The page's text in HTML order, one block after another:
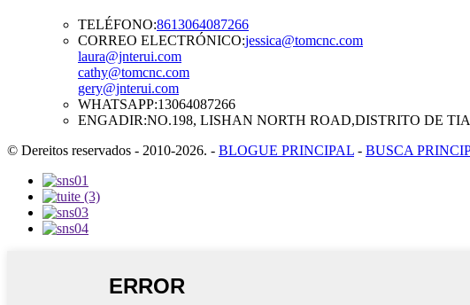
TELÉFONO:8613064087266
CORREO ELECTRÓNICO:jessica@tomcnc.com
laura@jnterui.com
cathy@tomcnc.com
gery@jnterui.com
WHATSAPP:13064087266
ENGADIR:NO.198, LISHAN NORTH ROAD,DISTRITO DE
© Dereitos reservados - 2010-2026. - BLOGUE PRINCIPAL - BUSCA